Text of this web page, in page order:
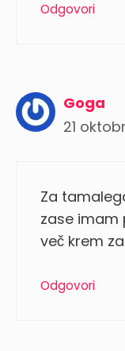
Odgovori
Goga
21
Za
zase imam
več krem
Odgovori